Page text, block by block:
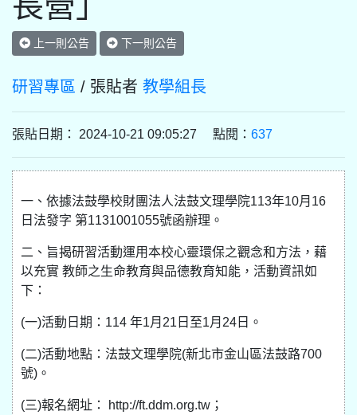
上一則公告 下一則公告
研習專區 / 張貼者 教學組長
張貼日期： 2024-10-21 09:05:27 點閱： 637
一、依據法鼓學校財團法人法鼓文理學院113年10月16
日法發字 第1131001055號函辦理。
二、旨揭研習活動運用本校心靈環保之觀念和方法，藉
以充實 教師之生命教育與品德教育知能，活動資訊如
下：
(一)活動日期：114 年1月21日至1月24日。
(二)活動地點：法鼓文理學院(新北市金山區法鼓路700
號)。
(三)報名網址： http://ft.ddm.org.tw；